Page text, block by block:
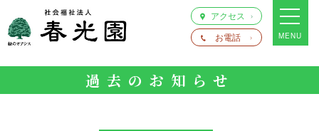
アクセス
お電話
MENU
過去のお知らせ